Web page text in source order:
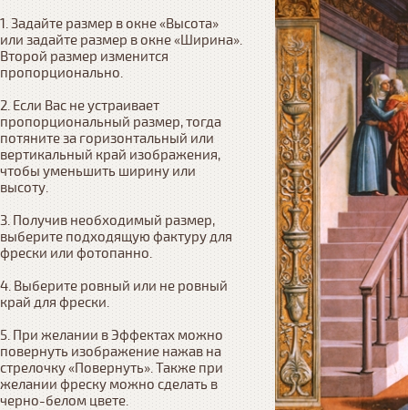
1. Задайте размер в окне «Высота»
или задайте размер в окне «Ширина».
Второй размер изменится
пропорционально.
2. Если Вас не устраивает
пропорциональный размер, тогда
потяните за горизонтальный или
вертикальный край изображения,
чтобы уменьшить ширину или
высоту.
3. Получив необходимый размер,
выберите подходящую фактуру для
фрески или фотопанно.
4. Выберите ровный или не ровный
край для фрески.
5. При желании в Эффектах можно
повернуть изображение нажав на
стрелочку «Повернуть». Также при
желании фреску можно сделать в
черно-белом цвете.